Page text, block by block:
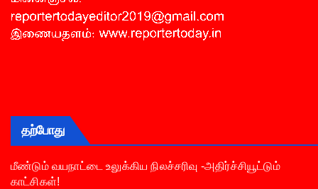
தற்போது
மீண்டும் வயநாட்டை உலுக்கிய நிலச்சரிவு -அதிர்ச்சியூட்டும்
காட்சிகள்!